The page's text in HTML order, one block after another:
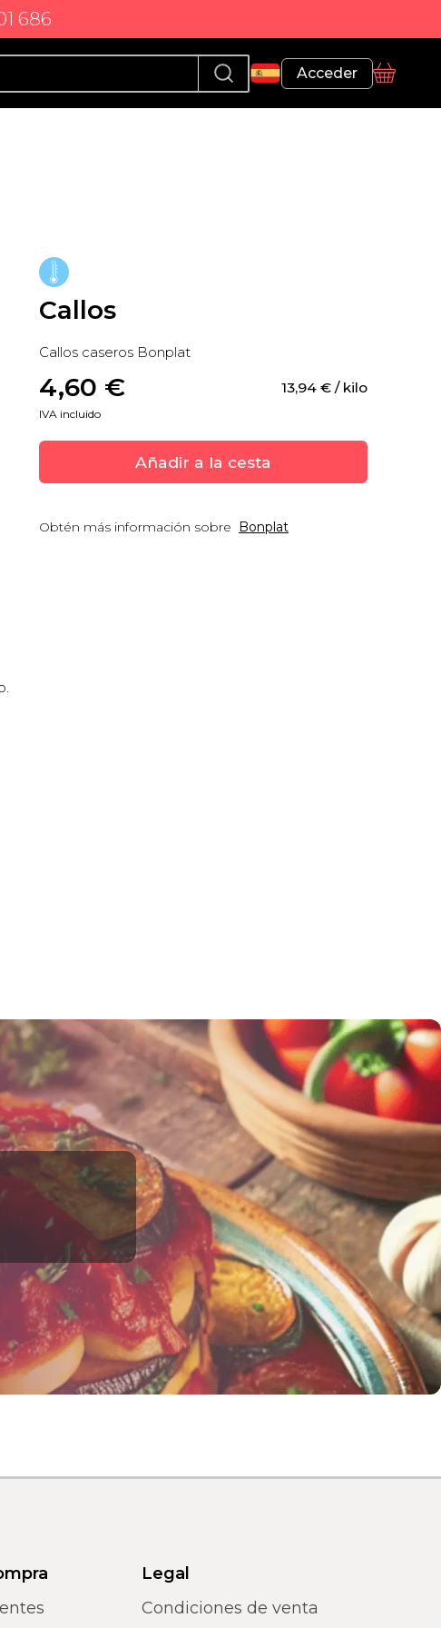
686
Acceder
Perfil
Cesta
Callos
Callos caseros Bonplat
4,60 € 13,94 € / kilo
IVA incluido
Añadir a la cesta
Obtén más información sobre Bonplat
Legal
Condiciones de venta